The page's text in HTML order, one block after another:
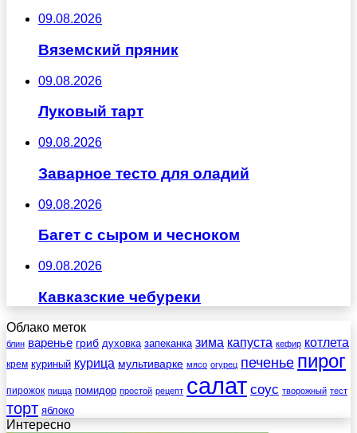
09.08.2026
Вяземский пряник
09.08.2026
Луковый тарт
09.08.2026
Заварное тесто для оладий
09.08.2026
Багет с сыром и чесноком
09.08.2026
Кавказские чебуреки
Облако меток
блин варенье гриб духовка запеканка зима капуста кефир котлета
крем куриный курица мультиварке мясо огурец печенье пирог
пирожок пицца помидор простой рецепт салат соус творожный тест
торт яблоко
Интересно